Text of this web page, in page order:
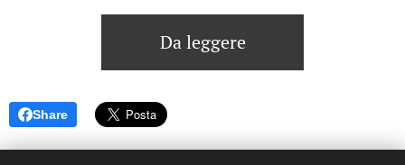
Da leggere
Share